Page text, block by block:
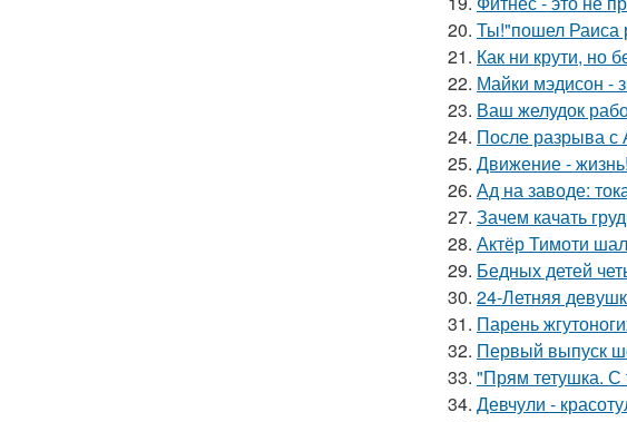
20. Ты!"пошел Раиса
21. Как ни крути, но
22. Майки мэдисон -
23. Ваш желудок
24. После разрыва с
25. Движение -
26. Ад на заводе:
27. Зачем качать
28. Актёр Тимоти
29. Бедных детей
30. 24-Летняя
31. Парень
32. Первый выпуск
33. "Прям тетушка. С
34. Девчули -